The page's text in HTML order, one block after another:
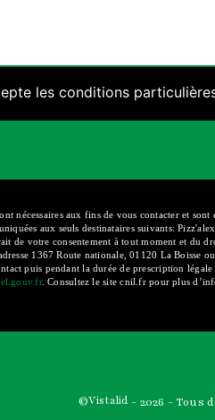
les conditions
nécessaires aux fins de vous contacter et
aux seuls destinataires suivants:
de votre consentement à tout moment et du
1367 Route nationale, 01120 La
puis pendant la durée de prescription
. Consultez le site cnil.fr pour plus
©Vistalid - 2026 - Tous